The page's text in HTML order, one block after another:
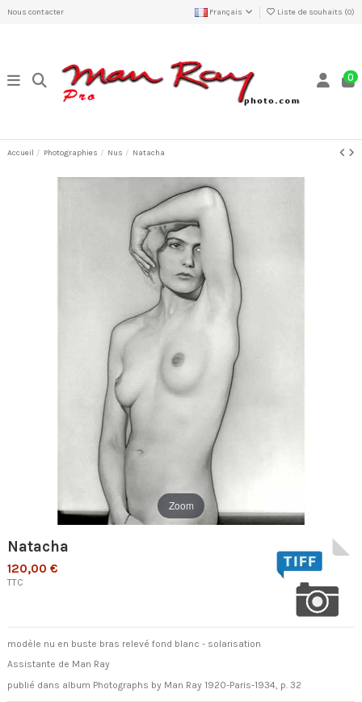
Nous contacter Français Liste de souhaits (0)
0
Accueil Photographies Nus Natacha
Zoom
Natacha
120,00 €
TTC
modèle nu en buste bras relevé fond blanc - solarisation
Assistante de Man Ray
publié dans album Photographs by Man Ray 1920-Paris-1934, p. 32